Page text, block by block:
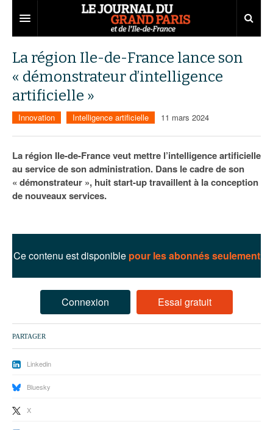
Grand Paris
Territoires
Aménagement
Collectivités
Services urbains
Entreprises
Développement économique
Attractivité
Innovation
Départements
77
78
95
Nominations
Portraits
Les Assises du Grand Paris
Éditions précédentes
Le podcast
La région Ile-de-France lance son
« démonstrateur d’intelligence
artificielle »
Innovation Intelligence artificielle 11 mars 2024
La région Ile-de-France veut mettre l’intelligence artificielle
au service de son administration. Dans le cadre de son
« démonstrateur », huit start-up travaillent à la conception
de nouveaux services.
Ce contenu est disponible pour les abonnés seulement
Connexion Essai gratuit
PARTAGER
Linkedin
Bluesky
X